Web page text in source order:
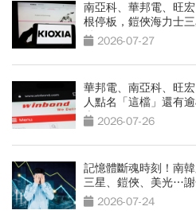
南亞科、華邦電、旺
根停板，鎧俠海力士
獄？2026-07-27
華邦電、南亞科、旺
人點名「這檔」還有
光 2026-07-26
記憶體斷魂時刻！南
三星、鎧俠、美光…
2026-07-24